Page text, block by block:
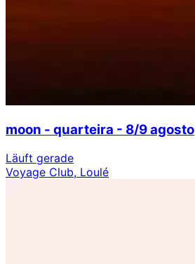
moon - quarteira - 8/9 agosto
Läuft gerade
Voyage Club, Loulé